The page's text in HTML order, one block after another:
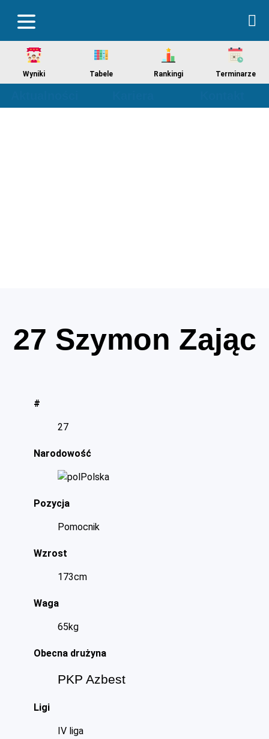
Wyniki Tabele Rankingi Terminarze
27 Szymon Zając
#
27
Narodowość
Polska
Pozycja
Pomocnik
Wzrost
173cm
Waga
65kg
Obecna drużyna
PKP Azbest
Ligi
IV liga